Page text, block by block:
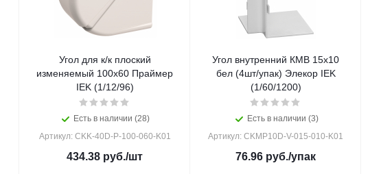
Угол для к/к плоский
изменяемый 100х60 Праймер
IEK (1/12/96)
Есть в наличии (28)
Артикул: CKK-40D-P-100-060-K01
434.38 руб./шт
Угол внутренний КМВ 15х10
бел (4шт/упак) Элекор IEK
(1/60/1200)
Есть в наличии (3)
Артикул: CKMP10D-V-015-010-K01
76.96 руб./упак